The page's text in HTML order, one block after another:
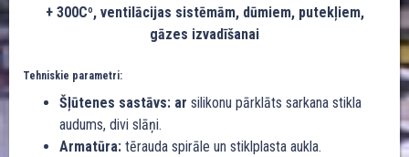
+ 300Cº, ventilācijas sistēmām, dūmiem, putekļiem,
gāzes izvadīšanai
Tehniskie parametri:
Šļūtenes sastāvs: ar silikonu pārklāts sarkana stikla
audums, divi slāņi.
Armatūra: tērauda spirāle un stiklplasta aukla.